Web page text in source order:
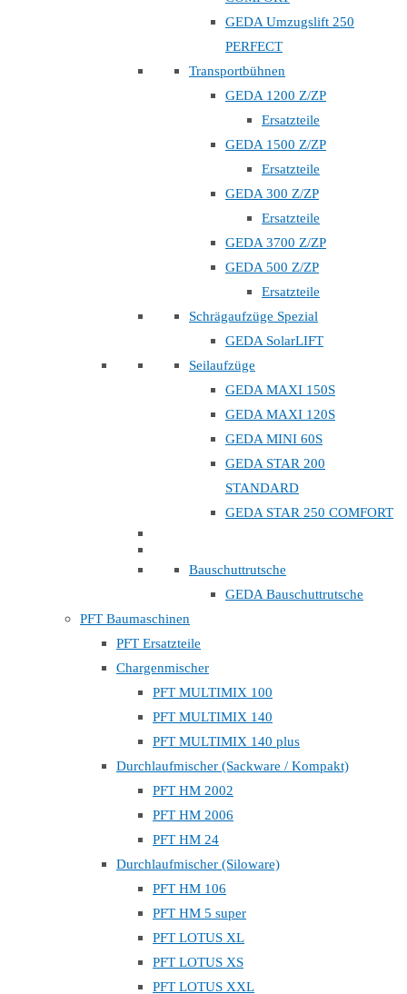
GEDA Umzugslift 250
PERFECT
Transportbühnen
GEDA 1200 Z/ZP
Ersatzteile
GEDA 1500 Z/ZP
Ersatzteile
GEDA 300 Z/ZP
Ersatzteile
GEDA 3700 Z/ZP
GEDA 500 Z/ZP
Ersatzteile
Schrägaufzüge Spezial
GEDA SolarLIFT
Seilaufzüge
GEDA MAXI 150S
GEDA MAXI 120S
GEDA MINI 60S
GEDA STAR 200
STANDARD
GEDA STAR 250 COMFORT
Bauschuttrutsche
GEDA Bauschuttrutsche
PFT Baumaschinen
PFT Ersatzteile
Chargenmischer
PFT MULTIMIX 100
PFT MULTIMIX 140
PFT MULTIMIX 140 plus
Durchlaufmischer (Sackware / Kompakt)
PFT HM 2002
PFT HM 2006
PFT HM 24
Durchlaufmischer (Siloware)
PFT HM 106
PFT HM 5 super
PFT LOTUS XL
PFT LOTUS XS
PFT LOTUS XXL